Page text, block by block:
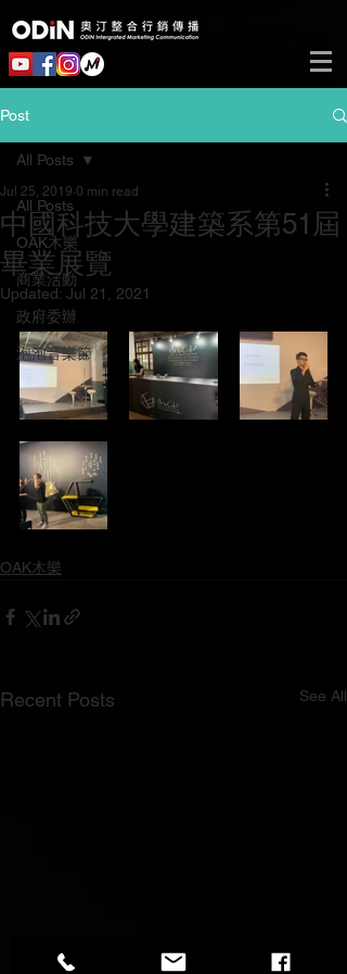
Post
All Posts
OAK木樂
商業活動
政府委辦
泡泡音樂節
All Posts
中國科技大學建築系第51屆
畢業展覽
Jul 25, 2019 0 min read
Updated: Jul 21, 2021
OAK木樂
Recent Posts See All